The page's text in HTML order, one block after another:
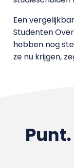
Een
Studenten
hebben nog
ze nu krijgen,